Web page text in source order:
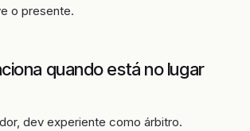
o presente.
quando está no lugar
dev experiente como árbitro.